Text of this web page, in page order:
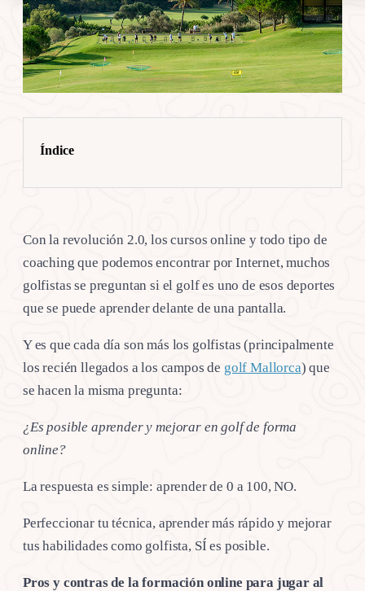
Índice
Con la revolución 2.0, los cursos online y todo tipo de
coaching que podemos encontrar por Internet, muchos
golfistas se preguntan si el golf es uno de esos deportes
que se puede aprender delante de una pantalla.
Y es que cada día son más los golfistas (principalmente
los recién llegados a los campos de golf Mallorca) que
se hacen la misma pregunta:
¿Es posible aprender y mejorar en golf de forma
online?
La respuesta es simple: aprender de 0 a 100, NO.
Perfeccionar tu técnica, aprender más rápido y mejorar
tus habilidades como golfista, SÍ es posible.
Pros y contras de la formación online para jugar al